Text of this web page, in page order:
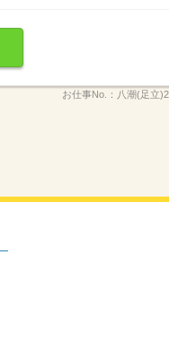
お仕事No.： 八潮(足立